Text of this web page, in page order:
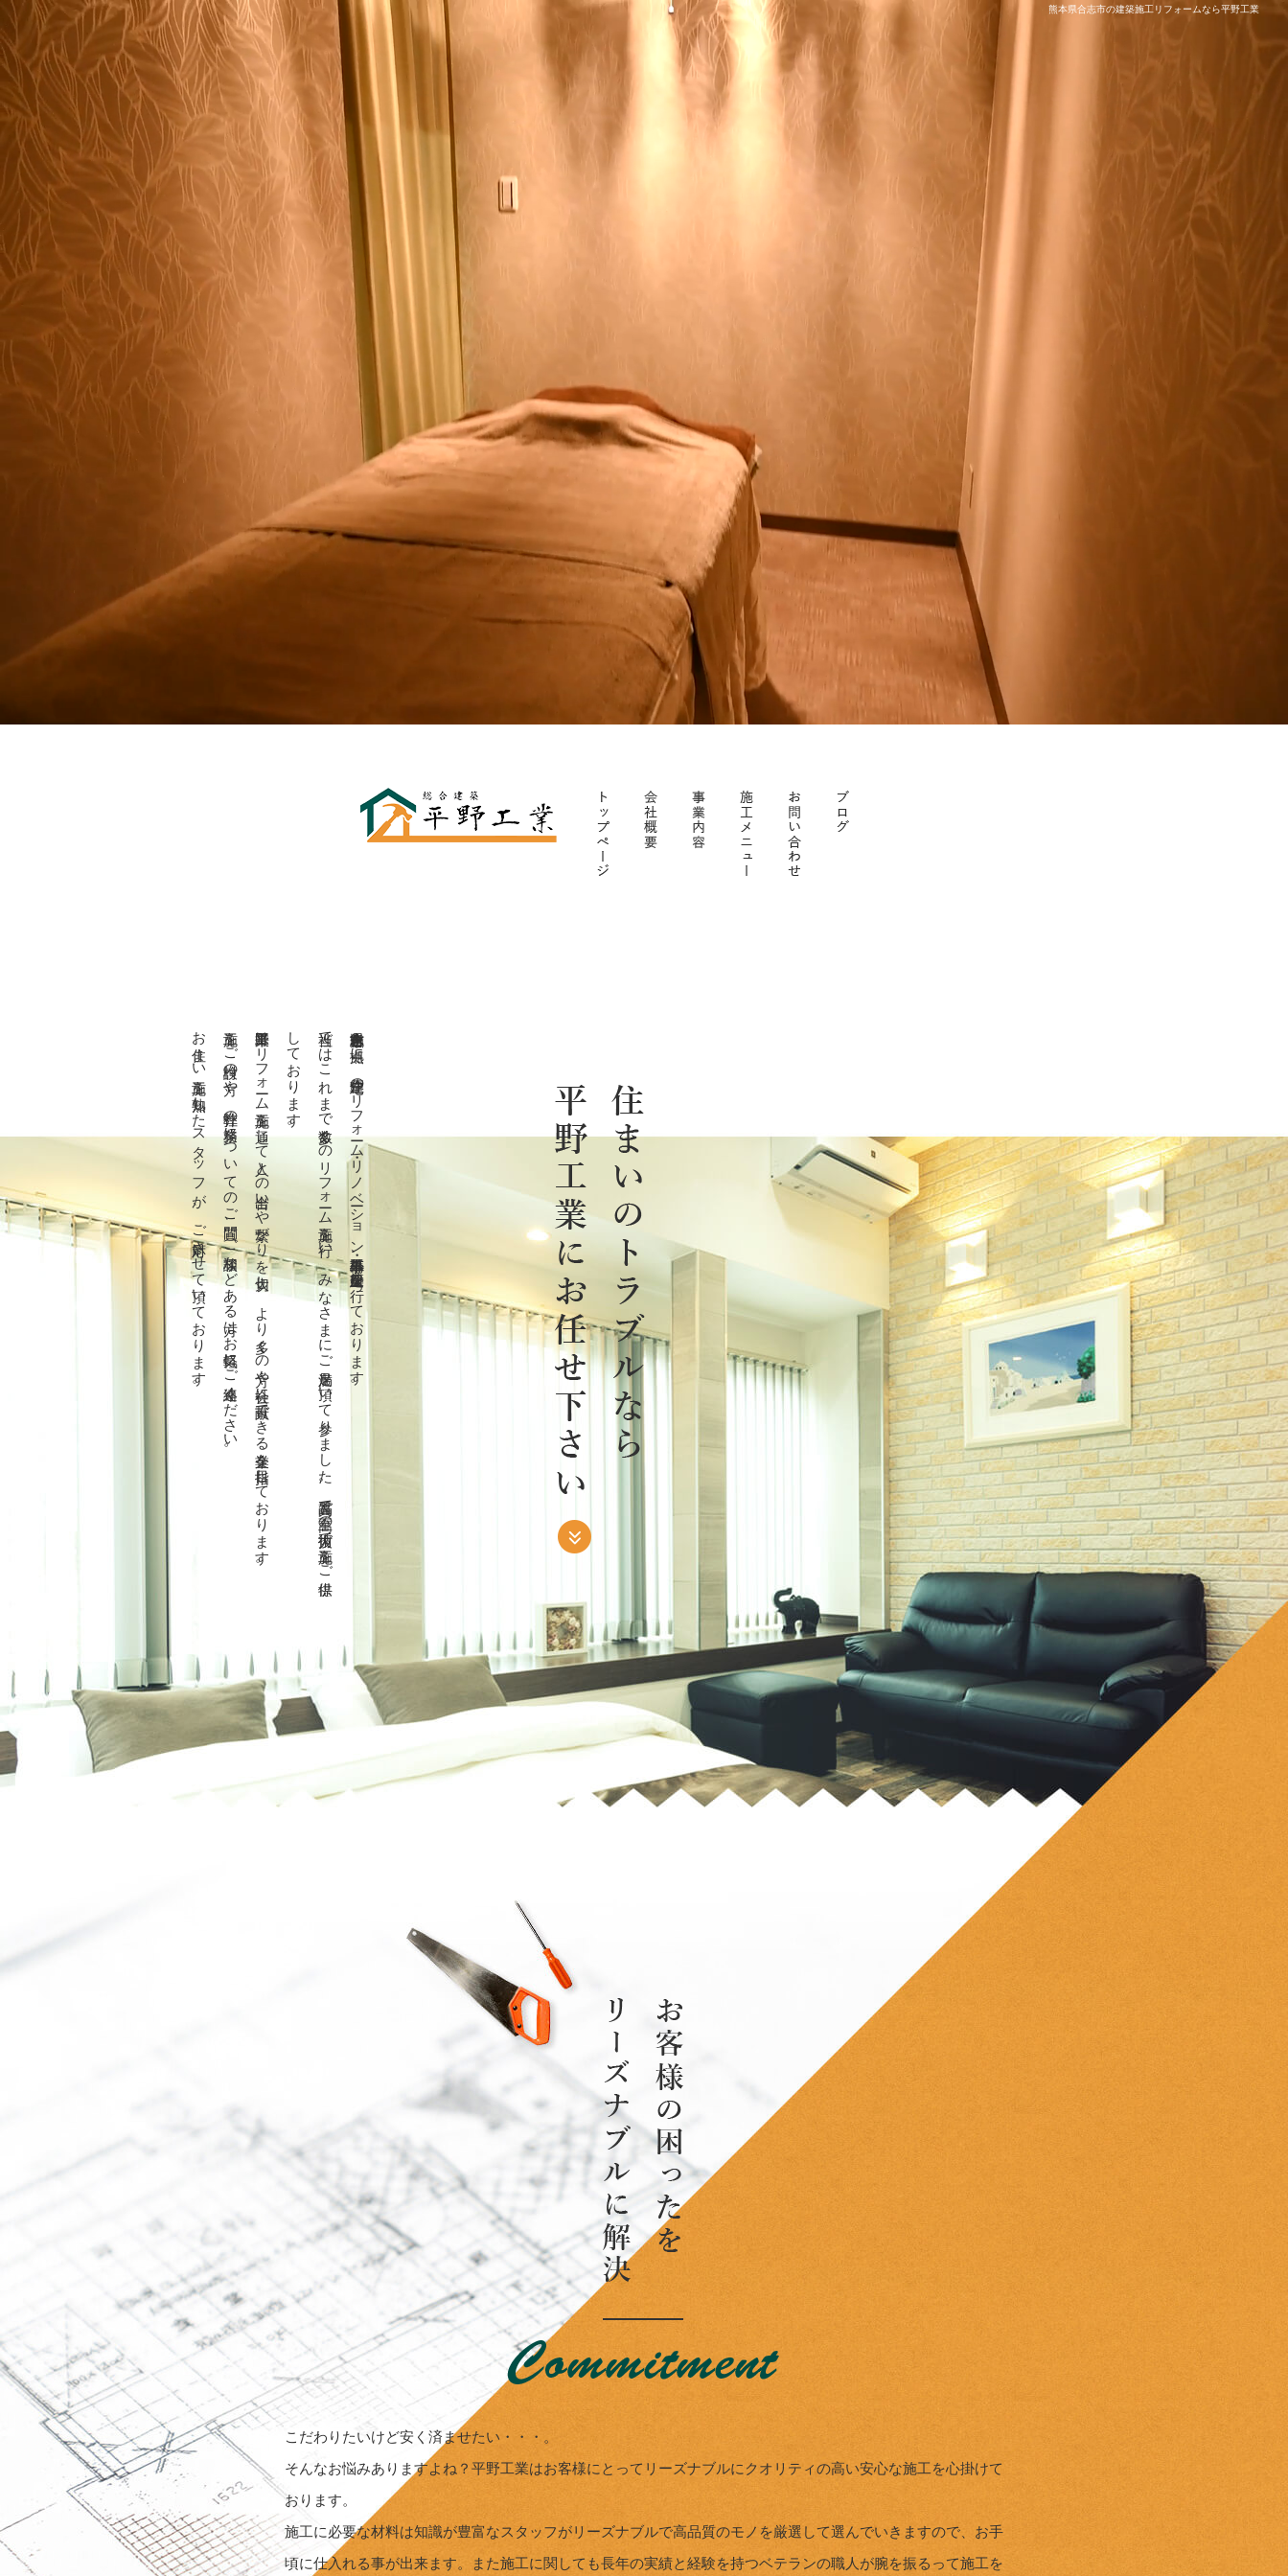
熊本県合志市の建築施工リフォームなら平野工業
熊本県合志市を拠点に、戸建住宅のリフォーム・リノベーション工事・外構工事等、建築全般を行っております。
当社で
は
こ
れ
ま
で
数多く
の
リ
フ
ォ
ーム
施工を
行い
、
み
な
さ
ま
に
ご
満足を
頂い
て
参り
ま
し
た
。
高品質で
至高の
技術力で
施工を
ご
提供
し
て
お
り
ま
す
。
平野工業はリフォーム施工を通して人との出合いや繋がりを大切し、より多くの方々や社会に貢献できる企業を目指しております。
施工をご検討の方や、弊社の業務についてのご質問、ご相談などある方はお気軽にご連絡ください。
お住まい施工を熟知したスタッフが、ご対応させて頂いております。
こだわりたいけど安く済ませたい・・・。
そんなお悩みありますよね？平野工業はお客様にとってリーズナブルにクオリティの高い安心な施工を心掛けて
おります。
施工に必要な材料は知識が豊富なスタッフがリーズナブルで高品質のモノを厳選して選んでいきますので、お手
頃に仕入れる事が出来ます。また施工に関しても長年の実績と経験を持つベテランの職人が腕を振るって施工を